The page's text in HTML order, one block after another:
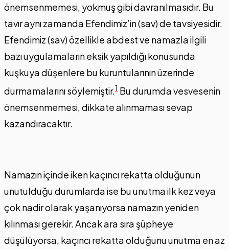
önemsenmemesi, yokmuş gibi davranılmasıdır. Bu
tavır aynı zamanda Efendimiz’in (sav) de tavsiyesidir.
Efendimiz (sav) özellikle abdest ve namazla ilgili
bazı uygulamaların eksik yapıldığı konusunda
kuşkuya düşenlere bu kuruntularının üzerinde
durmamalarını söylemiştir.1 Bu durumda vesvesenin
önemsenmemesi, dikkate alınmaması sevap
kazandıracaktır.
Namazın içinde iken kaçıncı rekatta olduğunun
unutulduğu durumlarda ise bu unutma ilk kez veya
çok nadir olarak yaşanıyorsa namazın yeniden
kılınması gerekir. Ancak ara sıra şüpheye
düşülüyorsa, kaçıncı rekatta olduğunu unutma en az